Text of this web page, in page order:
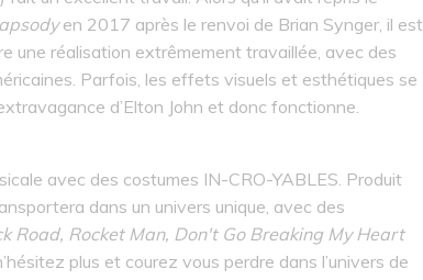
en 2017 après le renvoi de Brian Synger, il est
une réalisation extrêmement travaillée, avec des
Parfois, les effets visuels et esthétiques se
d’Elton John et donc fonctionne.
avec des costumes IN-CRO-YABLES. Produit
dans un univers unique, avec des
Road, Rocket Man, Don't Go Breaking My Heart
plus et courez vous perdre dans l’univers de